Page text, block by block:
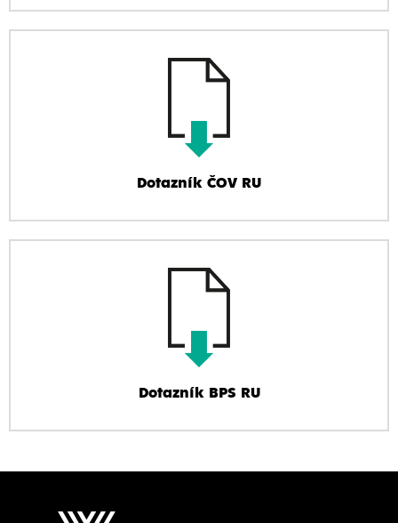
Dotazník ČOV RU
Dotazník BPS RU